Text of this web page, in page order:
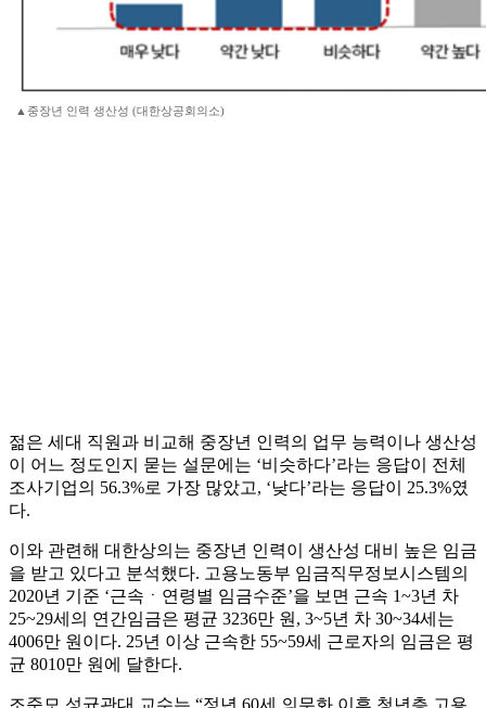
▲중장년 인력 생산성 (대한상공회의소)
젊은 세대 직원과 비교해 중장년 인력의 업무 능력이나 생산성
이 어느 정도인지 묻는 설문에는 ‘비슷하다’라는 응답이 전체
조사기업의 56.3%로 가장 많았고, ‘낮다’라는 응답이 25.3%였
다.
이와 관련해 대한상의는 중장년 인력이 생산성 대비 높은 임금
을 받고 있다고 분석했다. 고용노동부 임금직무정보시스템의
2020년 기준 ‘근속ㆍ연령별 임금수준’을 보면 근속 1~3년 차
25~29세의 연간임금은 평균 3236만 원, 3~5년 차 30~34세는
4006만 원이다. 25년 이상 근속한 55~59세 근로자의 임금은 평
균 8010만 원에 달한다.